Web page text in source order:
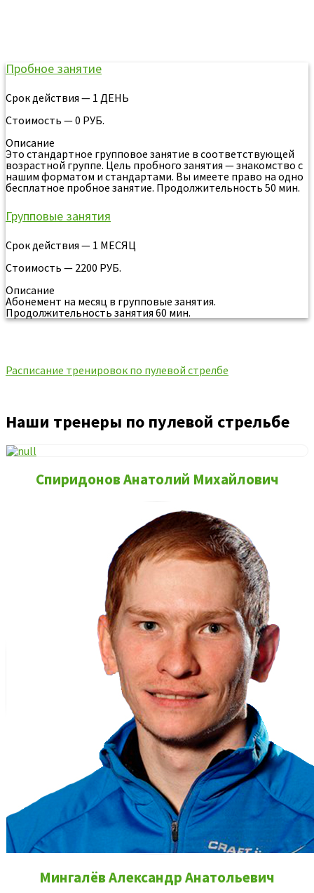
Пробное занятие
Срок действия — 1 ДЕНЬ
Стоимость — 0 РУБ.
Описание
Это стандартное групповое занятие в соответствующей
возрастной группе. Цель пробного занятия — знакомство с
нашим форматом и стандартами. Вы имеете право на одно
бесплатное пробное занятие. Продолжительность 50 мин.
Групповые занятия
Срок действия — 1 МЕСЯЦ
Стоимость — 2200 РУБ.
Описание
Абонемент на месяц в групповые занятия.
Продолжительность занятия 60 мин.
Расписание тренировок по пулевой стрелбе
Наши тренеры по пулевой стрельбе
Спиридонов Анатолий Михайлович
Мингалёв Александр Анатольевич